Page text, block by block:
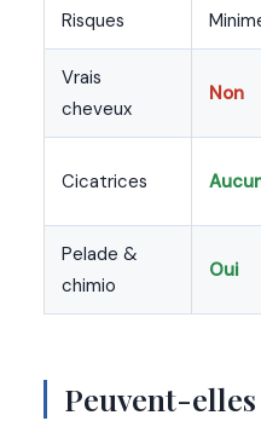
Risques
Vrais
cheveux
Non
Cicatrices
Pelade &
chimio
Oui
Peuvent-